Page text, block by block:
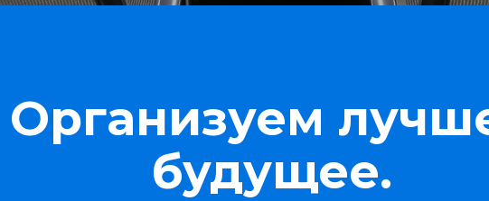
Организуем
будущее.